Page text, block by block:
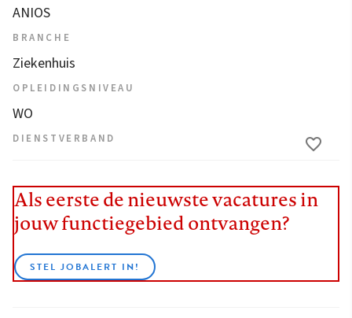
ANIOS
BRANCHE
Ziekenhuis
OPLEIDINGSNIVEAU
WO
DIENSTVERBAND
Als eerste de nieuwste vacatures in
jouw functiegebied ontvangen?
STEL JOBALERT IN!